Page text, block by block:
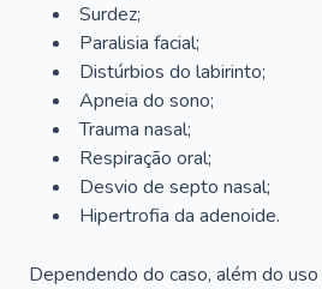
Surdez;
Paralisia facial;
Distúrbios do labirinto;
Apneia do sono;
Trauma nasal;
Respiração oral;
Desvio de septo nasal;
Hipertrofia da adenoide.
Dependendo do caso, além do